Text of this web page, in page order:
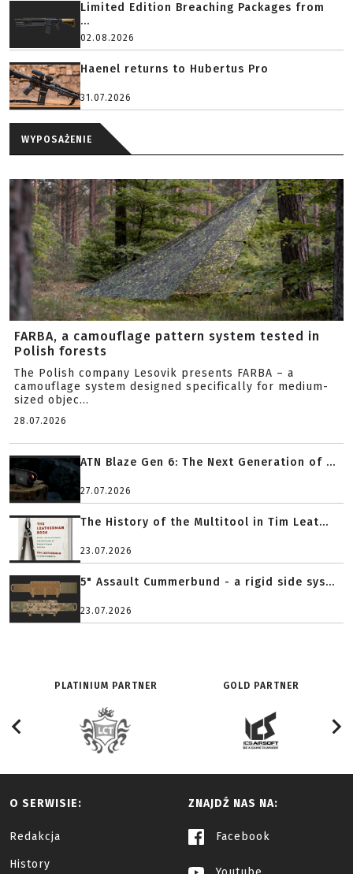
Limited Edition Breaching Packages from
...
02.08.2026
Haenel returns to Hubertus Pro
31.07.2026
WYPOSAŻENIE
FARBA, a camouflage pattern system tested in
Polish forests
The Polish company Lesovik presents FARBA – a
camouflage system designed specifically for medium-
sized objec...
28.07.2026
ATN Blaze Gen 6: The Next Generation of ...
27.07.2026
The History of the Multitool in Tim Leat...
23.07.2026
5" Assault Cummerbund - a rigid side sys...
23.07.2026
PLATINIUM PARTNER GOLD PARTNER
O SERWISIE:
Redakcja
History
ZNAJDŹ NAS NA:
Facebook